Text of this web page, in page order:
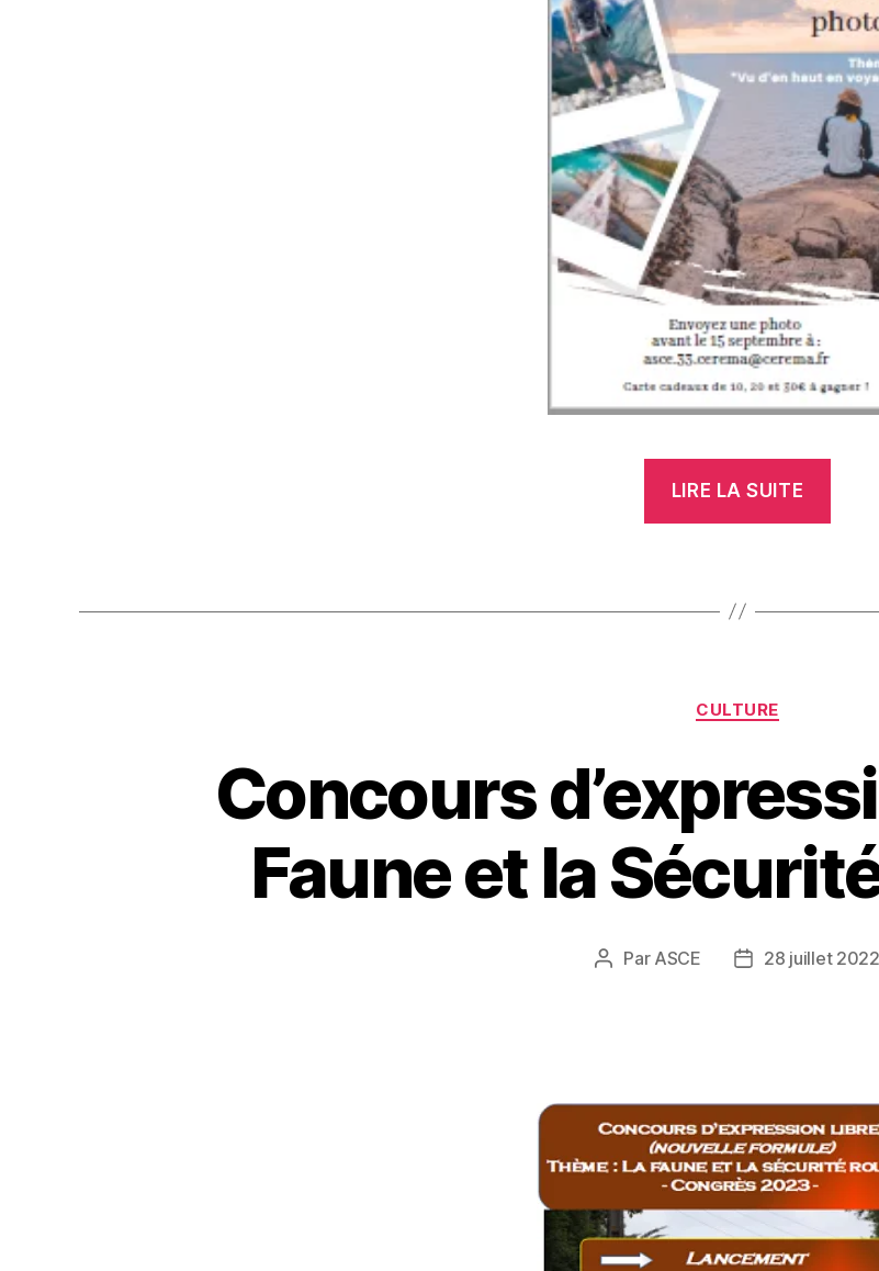
LIRE LA SUITE
Catégories
CULTURE
Concours
Faune et la
Auteur
Par ASCE
Date28 juillet 2022